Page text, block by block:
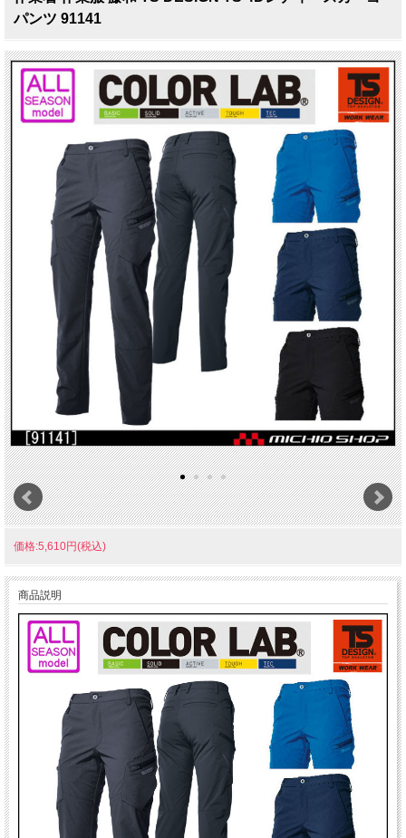
パンツ 91141
価格:5,610円(税込)
商品説明